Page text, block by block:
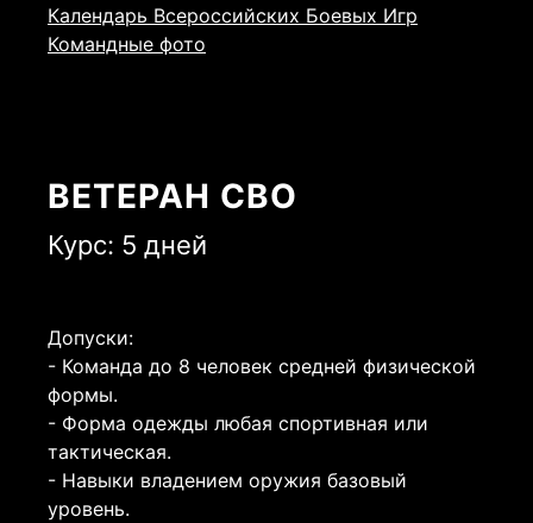
Календарь Всероссийских Боевых Игр
Командные фото
ВЕТЕРАН СВО
Курс: 5 дней
Допуски:
- Команда до 8 человек средней физической
формы.
- Форма одежды любая спортивная или
тактическая.
- Навыки владением оружия базовый
уровень.